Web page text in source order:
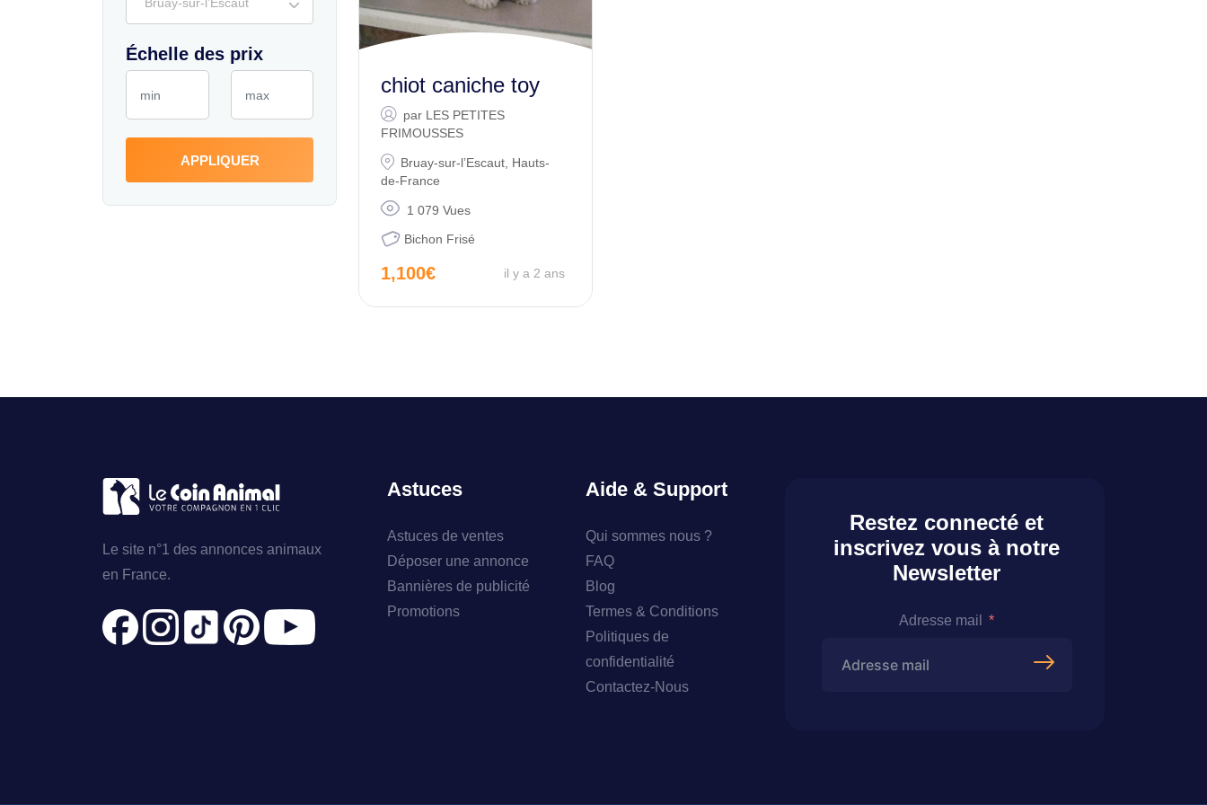
Échelle des prix
APPLIQUER
chiot caniche toy
par LES PETITES
FRIMOUSSES
Bruay-sur-l’Escaut Hauts-
de-France
1 079 Vues
Bichon Frisé
1,100€ il y a 2 ans
Le site n°1 des annonces animaux
en France.
Astuces
Astuces de ventes
Déposer une annonce
Bannières de publicité
Promotions
Aide & Support
Qui sommes nous ?
FAQ
Blog
Termes & Conditions
Politiques de
confidentialité
Contactez-Nous
Restez connecté et
inscrivez vous à notre
Newsletter
Adresse mail